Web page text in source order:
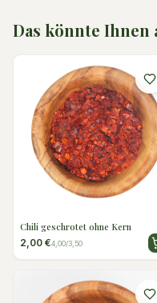
Das könnte Ihnen
Chili geschrotet ohne Kern
2,00 €4,00/3,50